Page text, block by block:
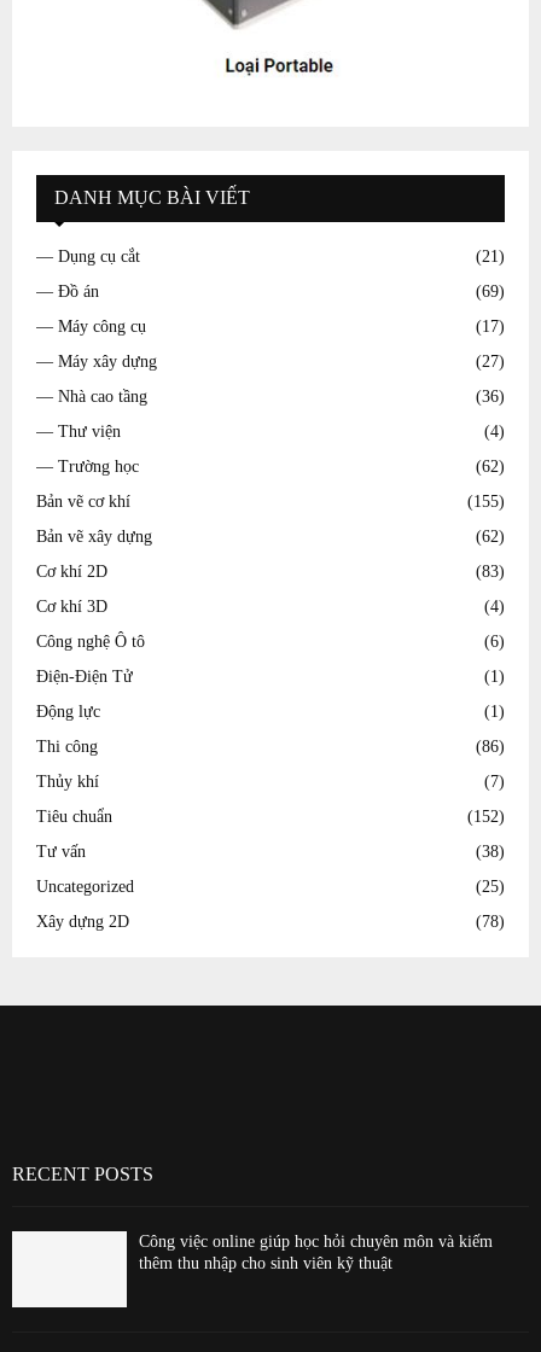
DANH MỤC BÀI VIẾT
— Dụng cụ cắt
(21)
— Đồ án
(69)
— Máy công cụ
(17)
— Máy xây dựng
(27)
— Nhà cao tầng
(36)
— Thư viện
(4)
— Trường học
(62)
Bản vẽ cơ khí
(155)
Bản vẽ xây dựng
(62)
Cơ khí 2D
(83)
Cơ khí 3D
(4)
Công nghệ Ô tô
(6)
Điện-Điện Tử
(1)
Động lực
(1)
Thi công
(86)
Thủy khí
(7)
Tiêu chuẩn
(152)
Tư vấn
(38)
Uncategorized
(25)
Xây dựng 2D
(78)
RECENT POSTS
Công việc online giúp học hỏi chuyên môn và kiếm
thêm thu nhập cho sinh viên kỹ thuật